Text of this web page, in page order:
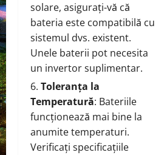
solare, asigurați-vă că
bateria este compatibilă cu
sistemul dvs. existent.
Unele baterii pot necesita
un invertor suplimentar.
Toleranța la
Temperatură: Bateriile
funcționează mai bine la
anumite temperaturi.
Verificați specificațiile